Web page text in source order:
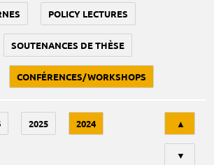
POLICY LECTURES
SOUTENANCES DE THÈSE
CONFÉRENCES/WORKSHOPS
2025 2024 ▲
▼